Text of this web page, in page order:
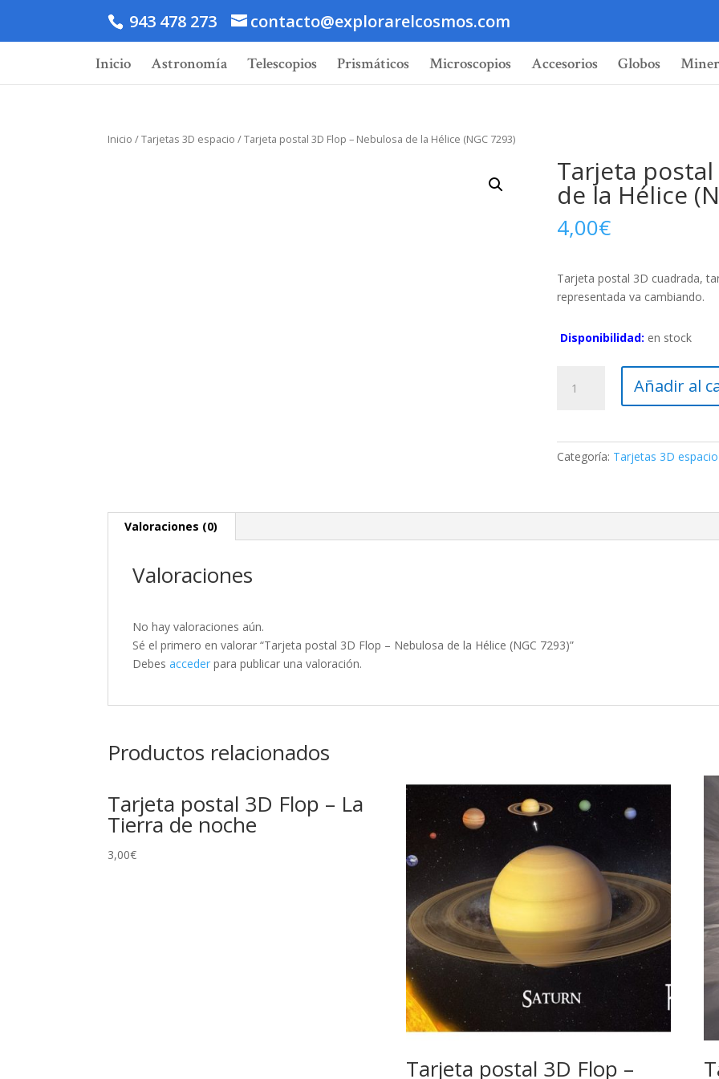
943 478 273 contacto@explorarelcosmos.com
Inicio Astronomía Telescopios Prismáticos Microscopios Accesorios Globos
Inicio /Tarjetas 3D espacio / Tarjeta postal 3D Flop – Nebulosa de la Hélice (NGC 7293)
Tarjeta postal
de la Hélice
4,00€
Tarjeta postal 3D cuadrada,
representada va cambiando.
Disponibilidad: en stock
postal
Nebulosa
(NGC
Añadir al
Categoría: Tarjetas 3D espacio
Valoraciones (0)
Valoraciones
No hay valoraciones aún.
Sé el primero en valorar “Tarjeta postal 3D Flop – Nebulosa de la Hélice (NGC 7293)”
Debesacceder para publicar una valoración.
Productos relacionados
Tarjeta postal 3D Flop – La
Tierra de noche
3,00€
Tarjeta postal 3D Flop –